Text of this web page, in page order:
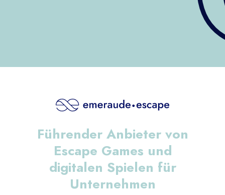
Führender Anbieter von
Escape Games und
digitalen Spielen für
Unternehmen